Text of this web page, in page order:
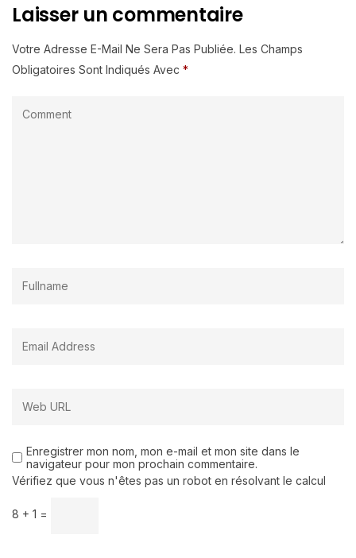
Laisser un commentaire
Votre Adresse E-Mail Ne Sera Pas Publiée. Les Champs
Obligatoires Sont Indiqués Avec *
Enregistrer mon nom, mon e-mail et mon site dans le
navigateur pour mon prochain commentaire.
Vérifiez que vous n'êtes pas un robot en résolvant le calcul
8 + 1 =